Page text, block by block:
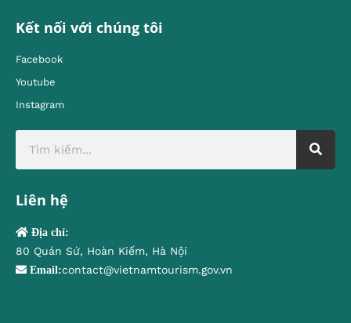
Kết nối với chúng tôi
Facebook
Youtube
Instagram
Liên hệ
Địa chỉ:
80 Quán Sứ, Hoàn Kiếm, Hà Nội
Email:contact@vietnamtourism.gov.vn